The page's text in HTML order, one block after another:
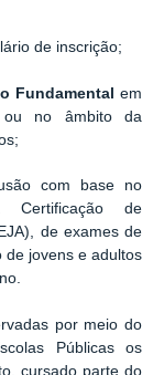
de inscrição;
Fundamental em
ou no âmbito da
com base no
Certificação de
de exames de
de jovens e adultos
por meio do
Públicas os
cursado parte do